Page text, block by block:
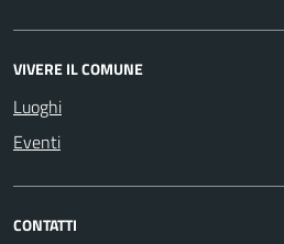
VIVERE IL COMUNE
Luoghi
Eventi
CONTATTI